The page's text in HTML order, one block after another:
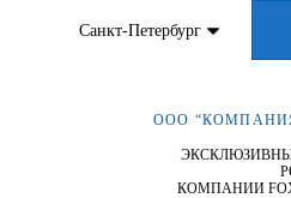
Санкт-Петербург
ООО
КОМПАНИИ